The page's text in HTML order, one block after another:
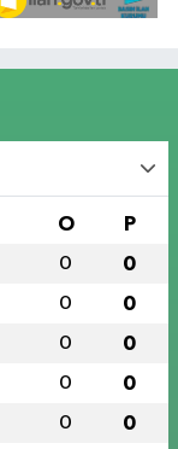
O P
0 0
0 0
0 0
0 0
0 0